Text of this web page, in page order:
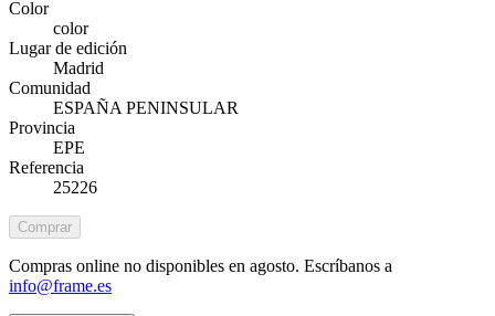
Color
color
Lugar de edición
Madrid
Comunidad
ESPAÑA PENINSULAR
Provincia
EPE
Referencia
25226
Comprar
Compras online no disponibles en agosto. Escríbanos a
info@frame.es